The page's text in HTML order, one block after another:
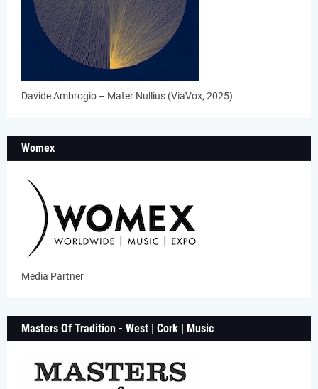
Davide Ambrogio – Mater Nullius (ViaVox, 2025)
Womex
Media Partner
Masters Of Tradition - West | Cork | Music